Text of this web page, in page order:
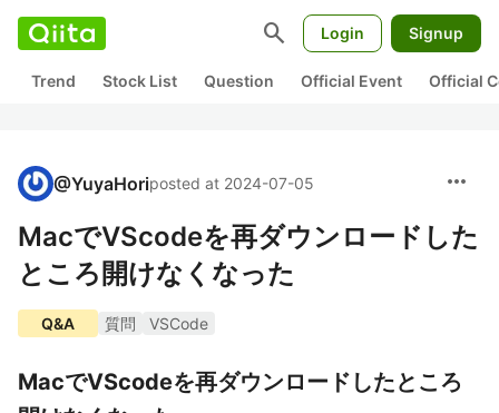
search Login Signup
Trend Stock List Question Official Event Official
@YuyaHoriposted at 2024-07-05 more_horiz
MacでVScodeを再ダウンロードした
ところ開けなくなった
Q&A 質問 VSCode
MacでVScodeを再ダウンロードしたところ